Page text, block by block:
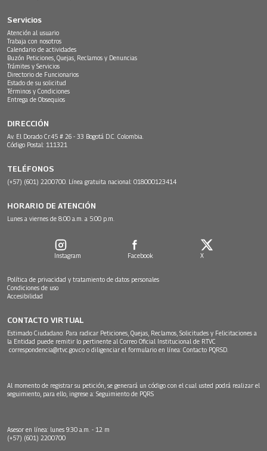
Servicios
Atención al usuario
Trabaja con nosotros
Calendario de actividades
Buzón Peticiones, Quejas, Reclamos y Denuncias
Trámites y Servicios
Directorio de Funcionarios
Estado de su solicitud
Términos y Condiciones
Entrega de Obsequios
DIRECCIÓN
Av. El Dorado Cr.45 # 26 - 33 Bogotá D.C. Colombia.
Código Postal: 111321
TELÉFONOS
(+57) (601) 2200700. Línea gratuita nacional: 018000123414
HORARIO DE ATENCIÓN
Lunes a viernes de 8:00 a.m. a 5:00 p.m.
Instagram Facebook X
Política de privacidad y tratamiento de datos personales
Condiciones de uso
Accesibilidad
CONTACTO VIRTUAL
Estimado Ciudadano: Para radicar Peticiones, Quejas, Reclamos, Solicitudes y Felicitaciones a
la Entidad puede remitir lo pertinente al Correo Oficial Institucional de RTVC
correspondencia@rtvc.gov.co o diligenciar el formulario en línea: Contacto PQRSD.
Al momento de registrar su petición, se generará un código con el cual usted podrá realizar el
seguimiento, para ello, ingrese a: Seguimiento de PQRS
Asesor en línea: lunes 9:30 a.m. - 12 m
(+57) (601) 2200700